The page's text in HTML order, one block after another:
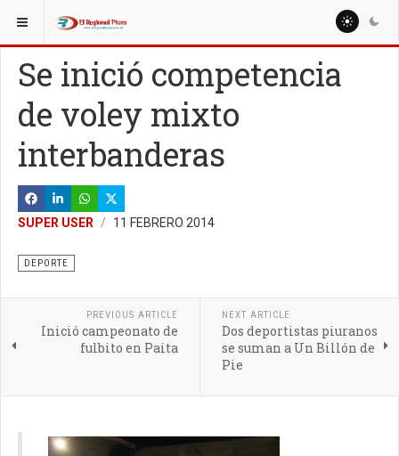
ESTÁ AQUÍ: MISCELANEAS
Se inició competencia
de voley mixto
interbanderas
SUPER USER 11 FEBRERO 2014
DEPORTE
PREVIOUS ARTICLE
Inició campeonato de
fulbito en Paita
NEXT ARTICLE
Dos deportistas piuranos
se suman a Un Billón de
Pie